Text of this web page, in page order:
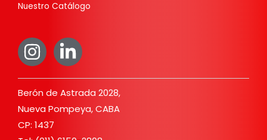
Nuestro Catálogo
Berón de Astrada 2028,
Nueva Pompeya, CABA
CP: 1437